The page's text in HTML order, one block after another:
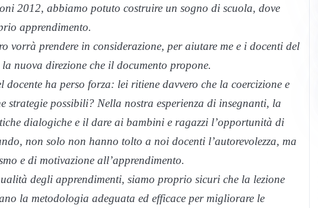
2012, abbiamo potuto costruire un sogno di scuola, dove
apprendimento.
vorrà prendere in considerazione, per aiutare me e i docenti del
nuova direzione che il documento propone.
ha perso forza: lei ritiene davvero che la coercizione e
strategie possibili? Nella nostra esperienza di insegnanti, la
dialogiche e il dare ai bambini e ragazzi l’opportunità di
non solo non hanno tolto a noi docenti l’autorevolezza, ma
e di motivazione all’apprendimento.
degli apprendimenti, siamo proprio sicuri che la lezione
la metodologia adeguata ed efficace per migliorare le